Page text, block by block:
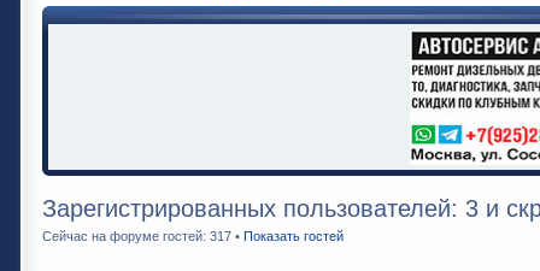
Зарегистрированных пользователей: 3 и
Сейчас на форуме гостей: 317 • Показать гостей